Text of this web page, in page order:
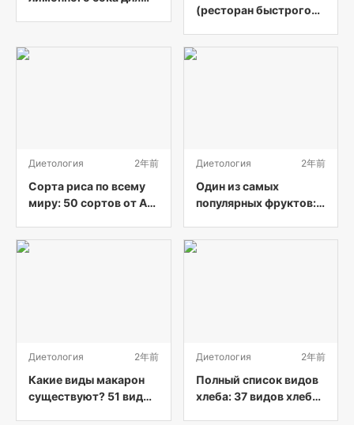
(ресторан быстрого
Диетология 2年前
Сорта риса по всему
миру: 50 сортов от А
Диетология 2年前
Один из самых
популярных фруктов:
Диетология 2年前
Какие виды макарон
существуют? 51 вид
Диетология 2年前
Полный список видов
хлеба: 37 видов хлеба